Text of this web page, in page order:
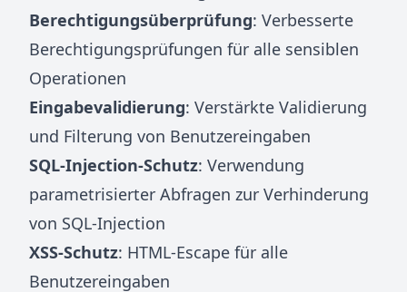
Berechtigungsüberprüfung: Verbesserte
Berechtigungsprüfungen für alle sensiblen
Operationen
Eingabevalidierung: Verstärkte Validierung
und Filterung von Benutzereingaben
SQL-Injection-Schutz: Verwendung
parametrisierter Abfragen zur Verhinderung
von SQL-Injection
XSS-Schutz: HTML-Escape für alle
Benutzereingaben